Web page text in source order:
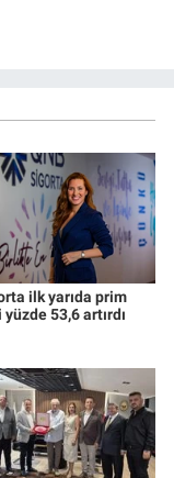
ilk yarıda prim
53,6 artırdı